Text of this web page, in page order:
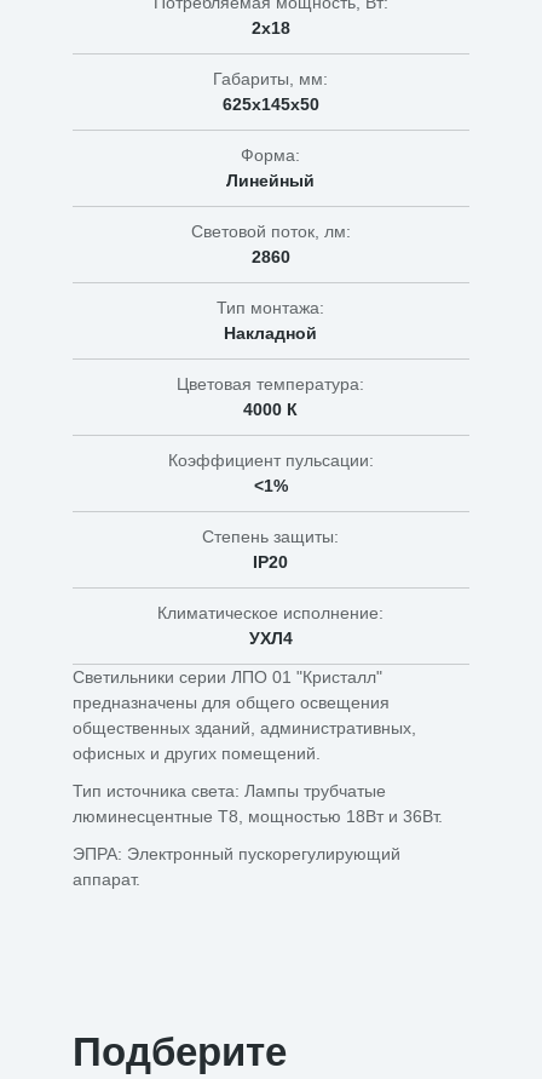
2х18
Габариты, мм:
625х145х50
Форма:
Линейный
Световой поток, лм:
2860
Тип монтажа:
Накладной
Цветовая температура:
4000 К
Коэффициент пульсации:
<1%
Степень защиты:
IP20
Климатическое исполнение:
УХЛ4
Светильники серии ЛПО 01 "Кристалл"
предназначены для общего освещения
общественных зданий, административных,
офисных и других помещений.
Тип источника света: Лампы трубчатые
люминесцентные Т8, мощностью 18Вт и 36Вт.
ЭПРА: Электронный пускорегулирующий
аппарат.
Подберите